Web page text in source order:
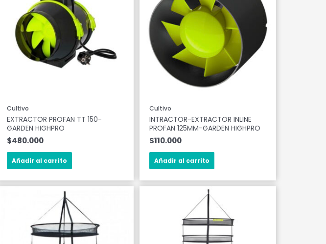
Cultivo
EXTRACTOR PROFAN TT 150-
GARDEN HIGHPRO
$480.000
Añadir al carrito
Cultivo
INTRACTOR-EXTRACTOR INLINE
PROFAN 125MM-GARDEN HIGHPRO
$110.000
Añadir al carrito